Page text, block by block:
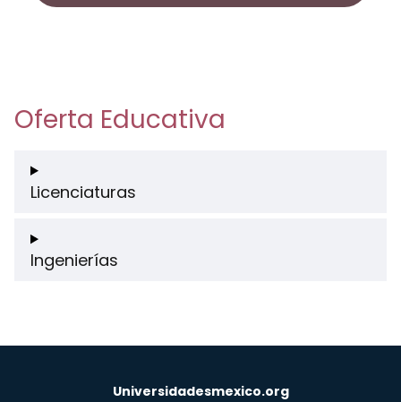
Oferta Educativa
Licenciaturas
Ingenierías
Universidadesmexico.org